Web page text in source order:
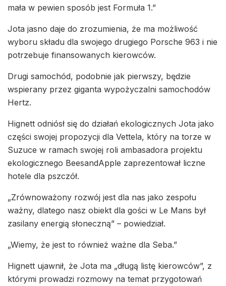
mała w pewien sposób jest Formuła 1.”
Jota jasno daje do zrozumienia, że ma możliwość
wyboru składu dla swojego drugiego Porsche 963 i nie
potrzebuje finansowanych kierowców.
Drugi samochód, podobnie jak pierwszy, będzie
wspierany przez giganta wypożyczalni samochodów
Hertz.
Hignett odniósł się do działań ekologicznych Jota jako
części swojej propozycji dla Vettela, który na torze w
Suzuce w ramach swojej roli ambasadora projektu
ekologicznego BeesandApple zaprezentował liczne
hotele dla pszczół.
„Zrównoważony rozwój jest dla nas jako zespołu
ważny, dlatego nasz obiekt dla gości w Le Mans był
zasilany energią słoneczną” – powiedział.
„Wiemy, że jest to również ważne dla Seba.”
Hignett ujawnił, że Jota ma „długą listę kierowców”, z
którymi prowadzi rozmowy na temat przygotowań